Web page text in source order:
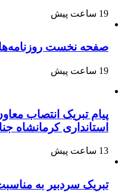
19 ساعت پیش
صفحه نخست روزنامه‌ها –
19 ساعت پیش
پیام تبریک انتصاب
استانداری کرمانشاه
13 ساعت پیش
تبریک سردبیر به مناسبت